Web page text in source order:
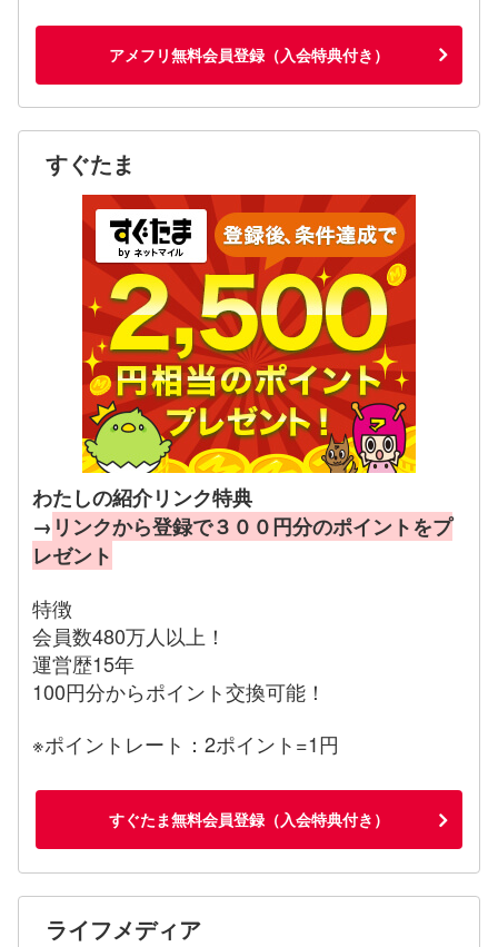
アメフリ無料会員登録（入会特典付き）
すぐたま
わたしの紹介リンク特典
→ リンクから登録で３００円分のポイントをプ
レゼント
特徴
会員数480万人以上！
運営歴15年
100円分からポイント交換可能！
※ポイントレート：2ポイント=1円
すぐたま無料会員登録（入会特典付き）
ライフメディア